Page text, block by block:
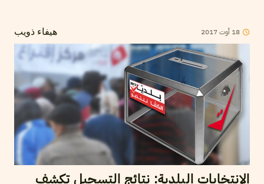
هيفاء ذويب 18 أوت2017
الإنتخابات البلدية: نتائج التسجيل تكشف